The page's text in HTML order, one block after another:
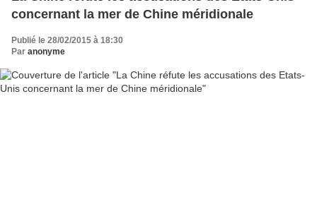
concernant la mer de Chine méridionale
Publié le 28/02/2015 à 18:30
Par anonyme